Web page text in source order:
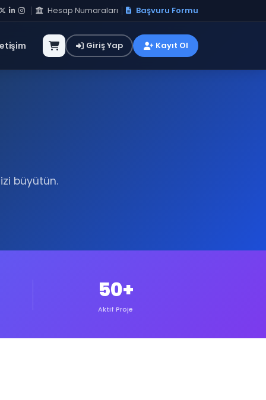
Hesap Numaraları Başvuru Formu
Giriş Yap Kayıt Ol
büyütün.
50+
Aktif Proje